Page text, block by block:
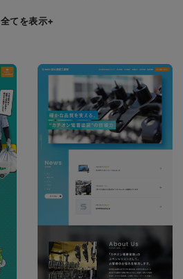
全てを表示+